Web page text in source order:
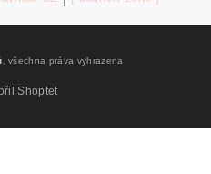
, všechna práva vyhrazena
Shoptet